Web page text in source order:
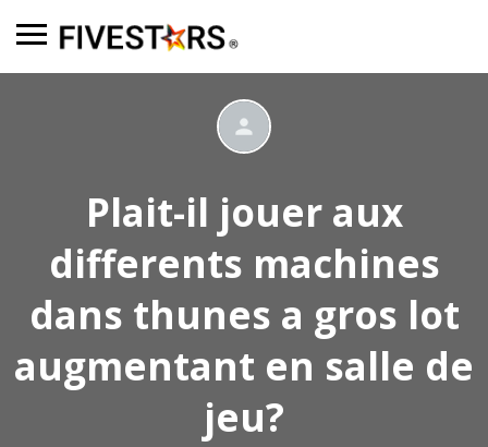
Plait-il jouer aux
differents machines
dans thunes a gros lot
augmentant en salle de
jeu?